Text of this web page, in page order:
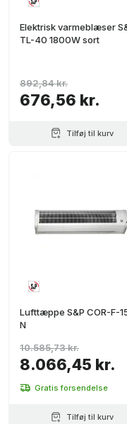
Elektrisk varmeblæser
TL-40 1800W sort
676,56 kr.
892,84 kr.
Tilføj til kurv
Lufttæppe S&P COR-F-
N
8.066,45 kr.
10.585,73 kr.
Gratis forsendelse
Tilføj til kurv